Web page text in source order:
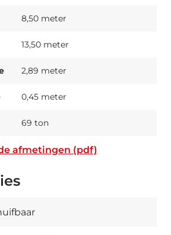
8,50 meter
13,50 meter
2,89 meter
0,45 meter
69 ton
afmetingen (pdf)